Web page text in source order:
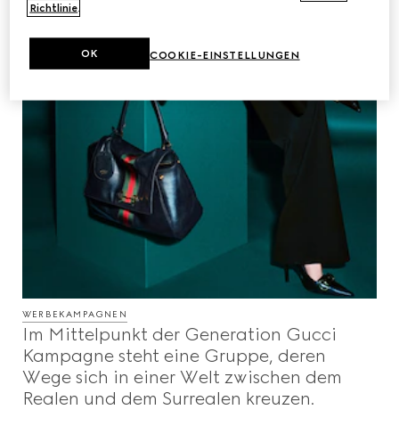
WERBEKAMPAGNEN
Im Mittelpunkt der Generation Gucci
Kampagne steht eine Gruppe, deren
Wege sich in einer Welt zwischen dem
Realen und dem Surrealen kreuzen.
Richtlinie.
COOKIE-EINSTELLUNGEN
OK